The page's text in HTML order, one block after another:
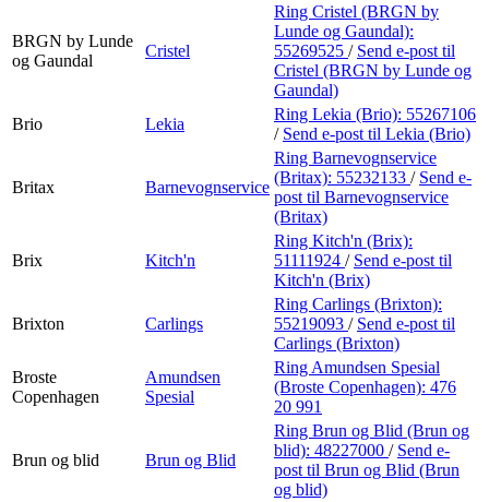
BRGN by Lunde
og Gaundal
Cristel
Ring Cristel (BRGN by
Lunde og Gaundal):
55269525 / Send e-post til
Cristel (BRGN by Lunde og
Gaundal)
Brio
Lekia
Ring Lekia (Brio): 55267106
/ Send e-post til Lekia (Brio)
Britax Barnevognservice
Ring Barnevognservice
(Britax): 55232133 / Send e-
post til Barnevognservice
(Britax)
Brix Kitch'n
Ring Kitch'n (Brix):
51111924 / Send e-post til
Kitch'n (Brix)
Brixton Carlings
Ring Carlings (Brixton):
55219093 / Send e-post til
Carlings (Brixton)
Broste
Copenhagen
Amundsen
Spesial
Ring Amundsen Spesial
(Broste Copenhagen): 476
20 991
Brun og blid Brun og Blid
Ring Brun og Blid (Brun og
blid): 48227000 / Send e-
post til Brun og Blid (Brun
og blid)